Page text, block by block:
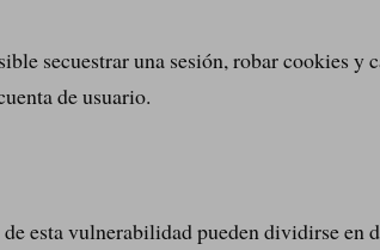
secuestrar una sesión, robar cookies y
de usuario.
esta vulnerabilidad pueden dividirse en